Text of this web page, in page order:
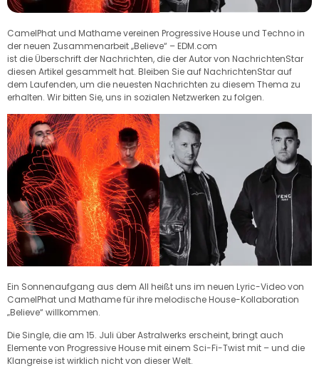
CamelPhat und Mathame vereinen Progressive House und Techno in
der neuen Zusammenarbeit „Believe“ – EDM.com
ist die Überschrift der Nachrichten, die der Autor von NachrichtenStar
diesen Artikel gesammelt hat. Bleiben Sie auf NachrichtenStar auf
dem Laufenden, um die neuesten Nachrichten zu diesem Thema zu
erhalten. Wir bitten Sie, uns in sozialen Netzwerken zu folgen.
Ein Sonnenaufgang aus dem All heißt uns im neuen Lyric-Video von
CamelPhat und Mathame für ihre melodische House-Kollaboration
„Believe“ willkommen.
Die Single, die am 15. Juli über Astralwerks erscheint, bringt auch
Elemente von Progressive House mit einem Sci-Fi-Twist mit – und die
Klangreise ist wirklich nicht von dieser Welt.